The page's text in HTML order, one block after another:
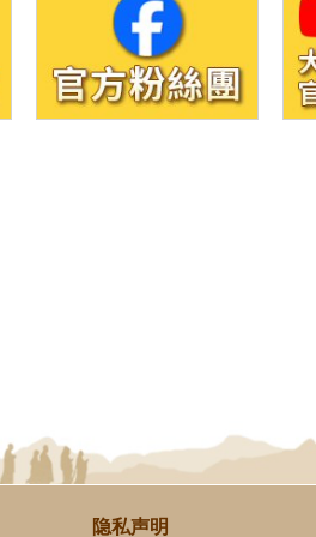
隐私声明